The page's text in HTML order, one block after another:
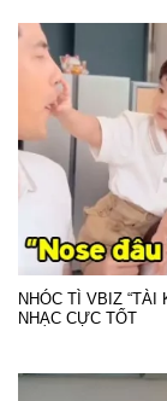
NHÓC TÌ VBIZ “TÀI
NHẠC CỰC TỐT